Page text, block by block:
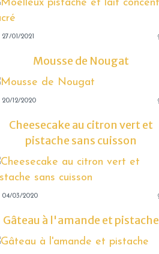
27/01/2021
Mousse de Nougat
20/12/2020
Cheesecake au citron vert et
pistache sans cuisson
04/03/2020
Gâteau à l'amande et pistache